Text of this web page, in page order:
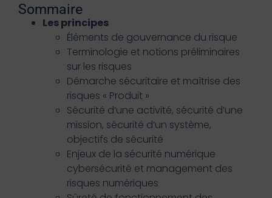
Sommaire
Les principes
Éléments de gouvernance du risque
Terminologie et notions préliminaires
sur les risques
Démarche sécuritaire et maîtrise des
risques « Produit »
Sécurité d’une activité, sécurité d’une
mission, sécurité d’un système,
objectifs de sécurité
Enjeux de la sécurité numérique
cybersécurité et management des
risques numériques